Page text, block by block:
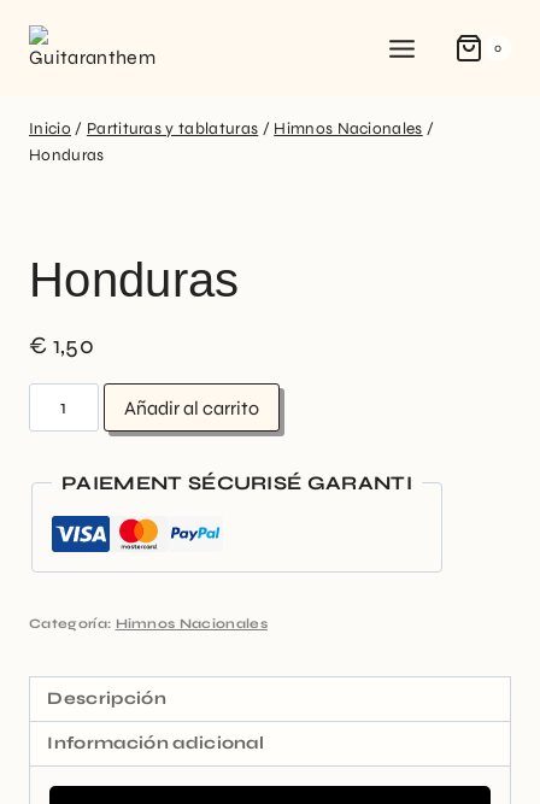
0
Inicio / Partituras y tablaturas / Himnos Nacionales /
Honduras
Honduras
€ 1,50
Añadir al carrito
PAIEMENT SÉCURISÉ GARANTI
Categoría: Himnos Nacionales
Descripción
Información adicional